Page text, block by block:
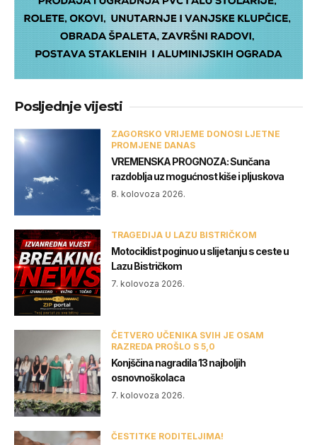
Posljednje vijesti
ZAGORSKO VRIJEME DONOSI LJETNE
PROMJENE DANAS
VREMENSKA PROGNOZA: Sunčana
razdoblja uz mogućnost kiše i pljuskova
8. kolovoza 2026.
TRAGEDIJA U LAZU BISTRIČKOM
Motociklist poginuo u slijetanju s ceste u
Lazu Bistričkom
7. kolovoza 2026.
ČETVERO UČENIKA SVIH JE OSAM
RAZREDA PROŠLO S 5,0
Konjščina nagradila 13 najboljih
osnovnoškolaca
7. kolovoza 2026.
ČESTITKE RODITELJIMA!